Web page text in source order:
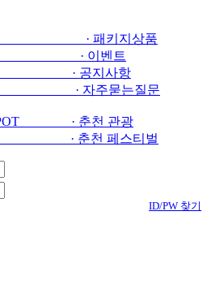
· 패키지상품
· 이벤트
· 공지사항
주묻는질문
· 춘천 관광
· 춘천 페스티벌
ID/PW 찾기